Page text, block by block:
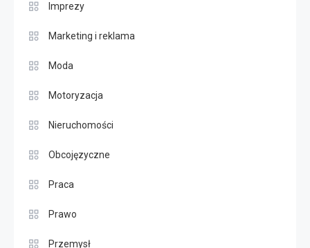
Imprezy
Marketing i reklama
Moda
Motoryzacja
Nieruchomości
Obcojęzyczne
Praca
Prawo
Przemysł